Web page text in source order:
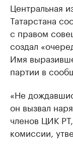
Центральная
Татарстана
с правом
создал
Имя
партии в
«Не
он вызвал
членов ЦИК
комиссии,